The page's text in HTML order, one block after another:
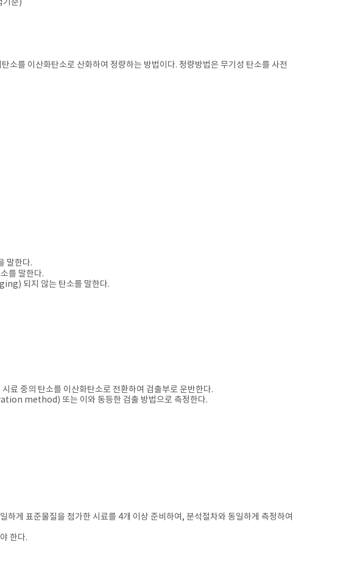
기준)
소를 이산화탄소로 산화하여 정량하는 방법이다. 정량방법은 무기성 탄소를 사전
말한다.
를 말한다.
되지 않는 탄소를 말한다.
료 중의 탄소를 이산화탄소로 전환하여 검출부로 운반한다.
method) 또는 이와 동등한 검출 방법으로 측정한다.
게 표준물질을 첨가한 시료를 4개 이상 준비하여, 분석절차와 동일하게 측정하여
한다.